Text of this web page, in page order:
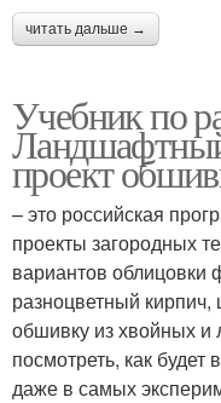
читать дальше →
Учебник по
проект
– это российская
проекты загородных
вариантов облицовки
разноцветный кирпич,
обшивку из хвойных
посмотреть, как будет
даже в самых